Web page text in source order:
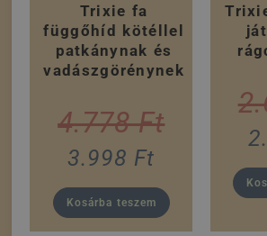
Trixie fa
függőhíd kötéllel
patkánynak és
vadászgörénynek
4.778Ft
3.998 Ft
Kosárba teszem